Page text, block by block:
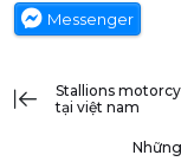
Messenger
stallions motorcycles công bố chính thức giá bán các dòng xe
tại việt nam